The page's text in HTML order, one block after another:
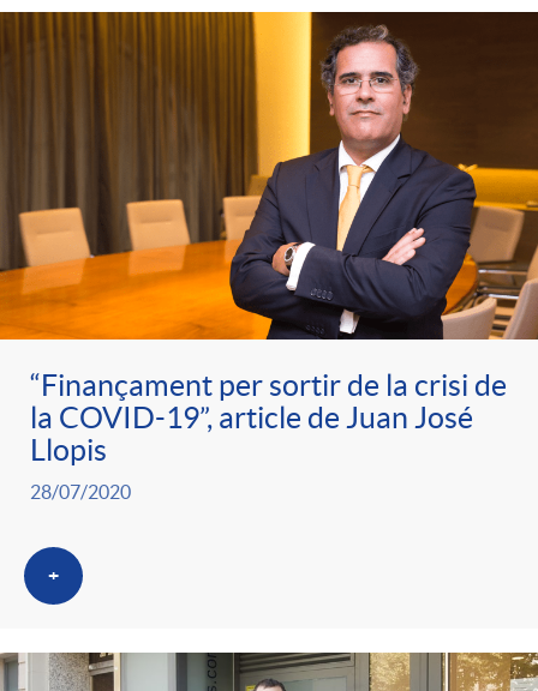
p
r
e
n
a
t
o
r
e
s
A
l
a
F
i
l
t
e
c
o
n
t
i
n
“Finançament per sortir de la crisi de
la COVID-19”, article de Juan José
Llopis
28/07/2020
+